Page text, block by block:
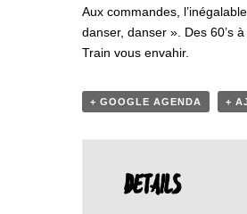
Aux commandes,
danser, danser ». Des 60’s
Train vous envahir.
+ GOOGLE AGENDA +
DETAILS